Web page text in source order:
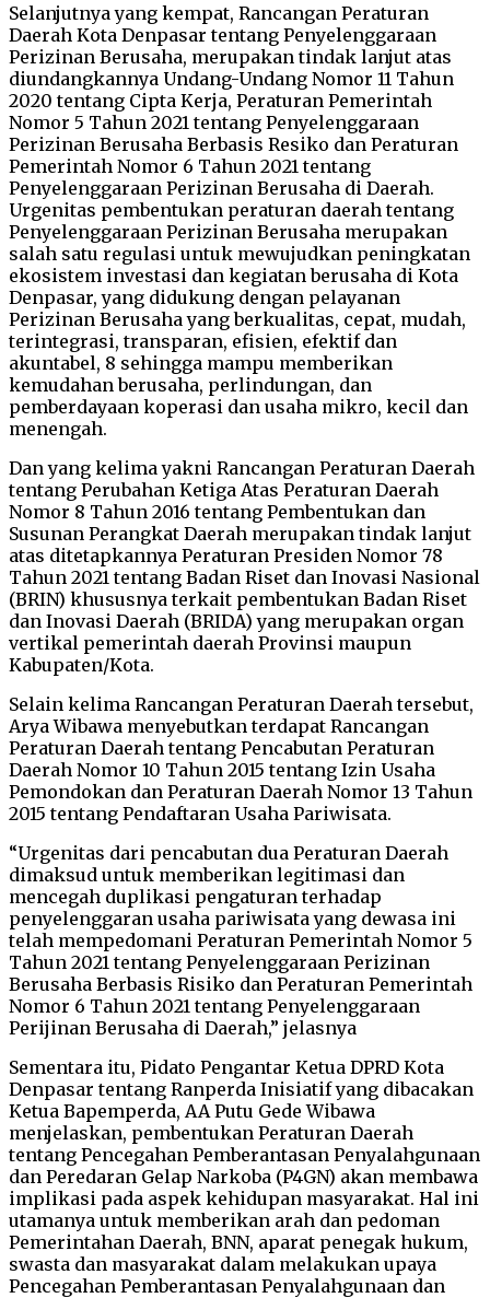
Selanjutnya yang kempat, Rancangan Peraturan
Daerah Kota Denpasar tentang Penyelenggaraan
Perizinan Berusaha, merupakan tindak lanjut atas
diundangkannya Undang-Undang Nomor 11 Tahun
2020 tentang Cipta Kerja, Peraturan Pemerintah
Nomor 5 Tahun 2021 tentang Penyelenggaraan
Perizinan Berusaha Berbasis Resiko dan Peraturan
Pemerintah Nomor 6 Tahun 2021 tentang
Penyelenggaraan Perizinan Berusaha di Daerah.
Urgenitas pembentukan peraturan daerah tentang
Penyelenggaraan Perizinan Berusaha merupakan
salah satu regulasi untuk mewujudkan peningkatan
ekosistem investasi dan kegiatan berusaha di Kota
Denpasar, yang didukung dengan pelayanan
Perizinan Berusaha yang berkualitas, cepat, mudah,
terintegrasi, transparan, efisien, efektif dan
akuntabel, 8 sehingga mampu memberikan
kemudahan berusaha, perlindungan, dan
pemberdayaan koperasi dan usaha mikro, kecil dan
menengah.
Dan yang kelima yakni Rancangan Peraturan Daerah
tentang Perubahan Ketiga Atas Peraturan Daerah
Nomor 8 Tahun 2016 tentang Pembentukan dan
Susunan Perangkat Daerah merupakan tindak lanjut
atas ditetapkannya Peraturan Presiden Nomor 78
Tahun 2021 tentang Badan Riset dan Inovasi Nasional
(BRIN) khususnya terkait pembentukan Badan Riset
dan Inovasi Daerah (BRIDA) yang merupakan organ
vertikal pemerintah daerah Provinsi maupun
Kabupaten/Kota.
Selain kelima Rancangan Peraturan Daerah tersebut,
Arya Wibawa menyebutkan terdapat Rancangan
Peraturan Daerah tentang Pencabutan Peraturan
Daerah Nomor 10 Tahun 2015 tentang Izin Usaha
Pemondokan dan Peraturan Daerah Nomor 13 Tahun
2015 tentang Pendaftaran Usaha Pariwisata.
“Urgenitas dari pencabutan dua Peraturan Daerah
dimaksud untuk memberikan legitimasi dan
mencegah duplikasi pengaturan terhadap
penyelenggaran usaha pariwisata yang dewasa ini
telah mempedomani Peraturan Pemerintah Nomor 5
Tahun 2021 tentang Penyelenggaraan Perizinan
Berusaha Berbasis Risiko dan Peraturan Pemerintah
Nomor 6 Tahun 2021 tentang Penyelenggaraan
Perijinan Berusaha di Daerah,” jelasnya
Sementara itu, Pidato Pengantar Ketua DPRD Kota
Denpasar tentang Ranperda Inisiatif yang dibacakan
Ketua Bapemperda, AA Putu Gede Wibawa
menjelaskan, pembentukan Peraturan Daerah
tentang Pencegahan Pemberantasan Penyalahgunaan
dan Peredaran Gelap Narkoba (P4GN) akan membawa
implikasi pada aspek kehidupan masyarakat. Hal ini
utamanya untuk memberikan arah dan pedoman
Pemerintahan Daerah, BNN, aparat penegak hukum,
swasta dan masyarakat dalam melakukan upaya
Pencegahan Pemberantasan Penyalahgunaan dan